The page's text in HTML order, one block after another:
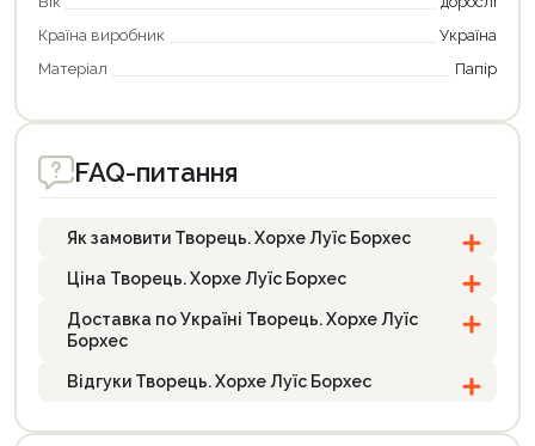
Країна виробник
Україна
Матеріал
Папір
FAQ-питання
Як замовити Творець. Хорхе Луїс Борхес
Ціна Творець. Хорхе Луїс Борхес
Доставка по Україні Творець. Хорхе Луїс
Борхес
Відгуки Творець. Хорхе Луїс Борхес